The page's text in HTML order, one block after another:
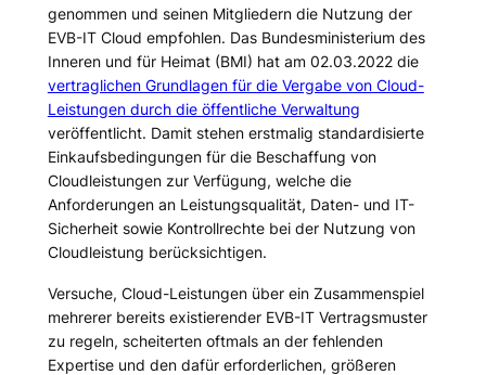
genommen und seinen Mitgliedern die Nutzung der
EVB-IT Cloud empfohlen. Das Bundesministerium des
Inneren und für Heimat (BMI) hat am 02.03.2022 die
vertraglichen Grundlagen für die Vergabe von Cloud-
Leistungen durch die öffentliche Verwaltung
veröffentlicht. Damit stehen erstmalig standardisierte
Einkaufsbedingungen für die Beschaffung von
Cloudleistungen zur Verfügung, welche die
Anforderungen an Leistungsqualität, Daten- und IT-
Sicherheit sowie Kontrollrechte bei der Nutzung von
Cloudleistung berücksichtigen.
Versuche, Cloud-Leistungen über ein Zusammenspiel
mehrerer bereits existierender EVB-IT Vertragsmuster
zu regeln, scheiterten oftmals an der fehlenden
Expertise und den dafür erforderlichen, größeren